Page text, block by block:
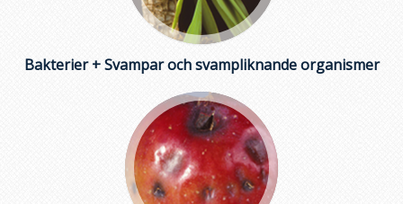
Bakterier + Svampar och svampliknande organismer